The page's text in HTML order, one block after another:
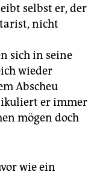
selbst er, der
nicht
sich in seine
wieder
Abscheu
er immer
mögen doch
wie ein